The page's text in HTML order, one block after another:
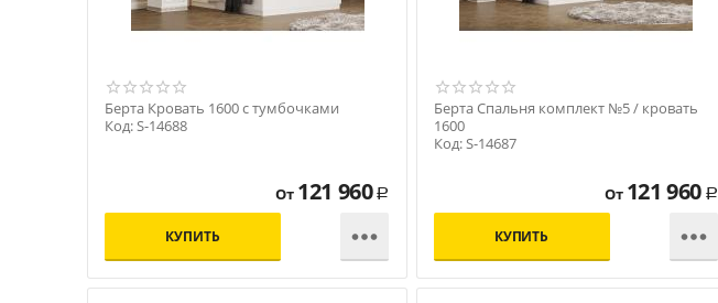
Берта Кровать 1600 с тумбочками
Код: S-14688
От 121 960 Р
КУПИТЬ 
Берта Спальня комплект №5 / кровать
1600
Код: S-14687
От 121 960 Р
КУПИТЬ 